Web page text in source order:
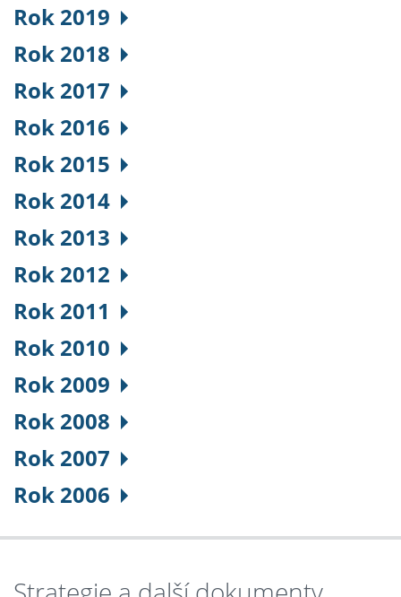
Rok 2019
Rok 2018
Rok 2017
Rok 2016
Rok 2015
Rok 2014
Rok 2013
Rok 2012
Rok 2011
Rok 2010
Rok 2009
Rok 2008
Rok 2007
Rok 2006